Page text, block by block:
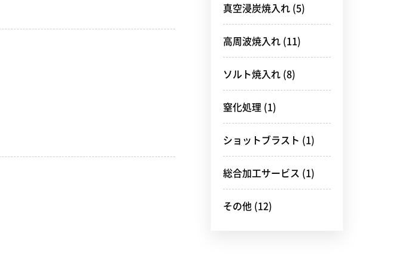
真空浸炭焼入れ (5)
高周波焼入れ (11)
ソルト焼入れ (8)
窒化処理 (1)
ショットブラスト (1)
総合加工サービス (1)
その他 (12)